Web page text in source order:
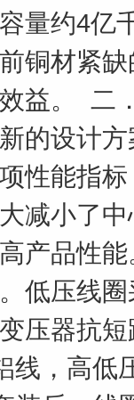
量约4亿
铜材紧
益。
二
的设计
性能指
减小了
产品性
低压线
压器抗
线，高低